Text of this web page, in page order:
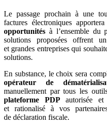
Le passage prochain à une
factures électroniques
opportunités à l’ensemble du
solutions proposées offrent
et grandes entreprises qui
solutions.
En substance, le choix sera
opérateur de
manuellement par tous les
plateforme PDPautorisée
et rationalisé à vos
de déclaration fiscale.